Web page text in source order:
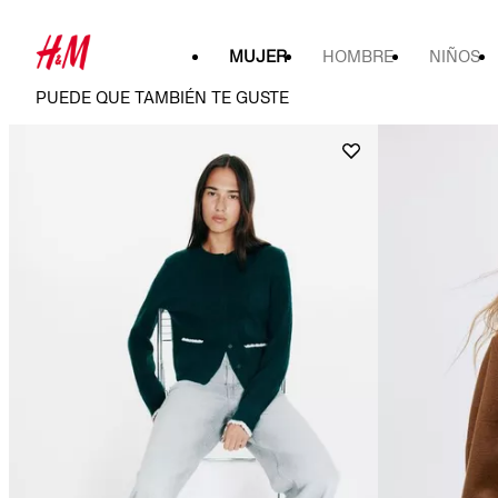
MUJER HOMBRE NIÑOS
PUEDE QUE TAMBIÉN TE GUSTE